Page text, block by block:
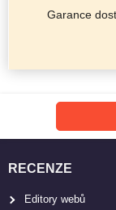
Garance
RECENZE
Editory webů